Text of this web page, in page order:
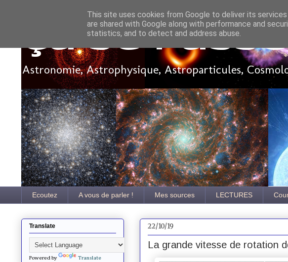
Ça se
Astronomie, Astrophysique, Astroparticules,
Ecoutez A vous de parler ! Mes sources LECTURES
22/10/19
La grande vitesse de rotation
Translate
Powered by Translate
This site uses cookies from Google to deliver its
are shared with Google along with performance and
statistics, and to detect and address abuse.